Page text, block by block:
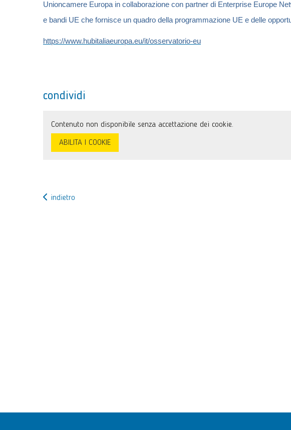
Unioncamere Europa in collaborazione con partner di Enterprise Europe
e bandi UE che fornisce un quadro della programmazione UE e delle
https://www.hubitaliaeuropa.eu/it/osservatorio-eu
condividi
Contenuto non disponibile senza accettazione dei cookie.
ABILITA I COOKIE
indietro